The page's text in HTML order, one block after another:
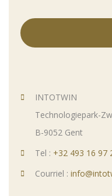
INTOTWIN
Technologiepark-
B-9052 Gent
Tel : +32 493 16 97
Courriel :